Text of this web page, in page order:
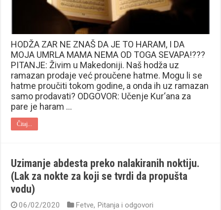
HODŽA ZAR NE ZNAŠ DA JE TO HARAM, I DA
MOJA UMRLA MAMA NEMA OD TOGA SEVAPA!???
PITANJE: Živim u Makedoniji. Naš hodža uz
ramazan prodaje već proučene hatme. Mogu li se
hatme proučiti tokom godine, a onda ih uz ramazan
samo prodavati? ODGOVOR: Učenje Kur‘ana za
pare je haram …
Čitaj...
Uzimanje abdesta preko nalakiranih noktiju.
(Lak za nokte za koji se tvrdi da propušta
vodu)
06/02/2020 Fetve, Pitanja i odgovori